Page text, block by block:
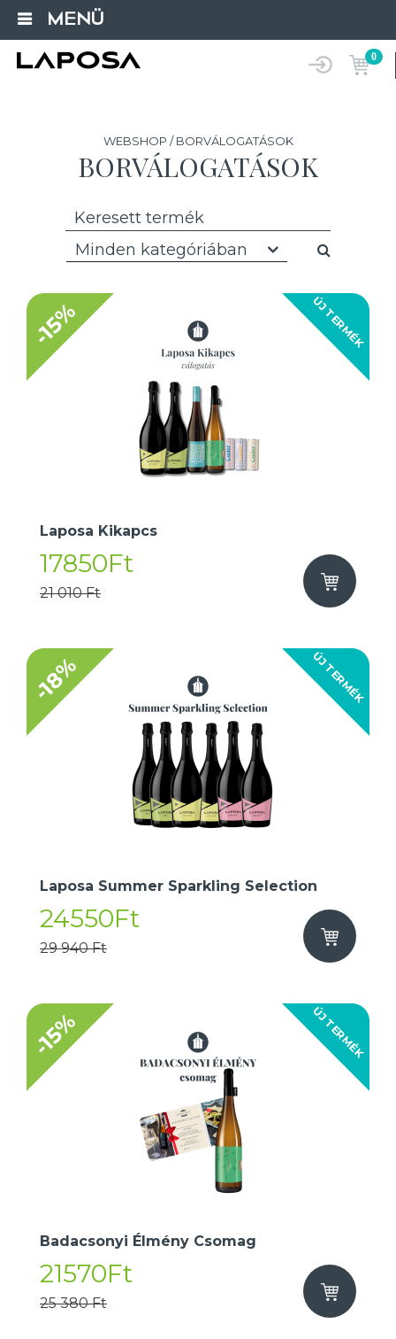
MENÜ
0
WEBSHOP / BORVÁLOGATÁSOK
BORVÁLOGATÁSOK
Minden kategóriában
ÚJ TERMÉK
-15%
Laposa Kikapcs
17850Ft
21 010 Ft
ÚJ TERMÉK
-18%
Laposa Summer Sparkling Selection
24550Ft
29 940 Ft
ÚJ TERMÉK
-15%
Badacsonyi Élmény Csomag
21570Ft
25 380 Ft